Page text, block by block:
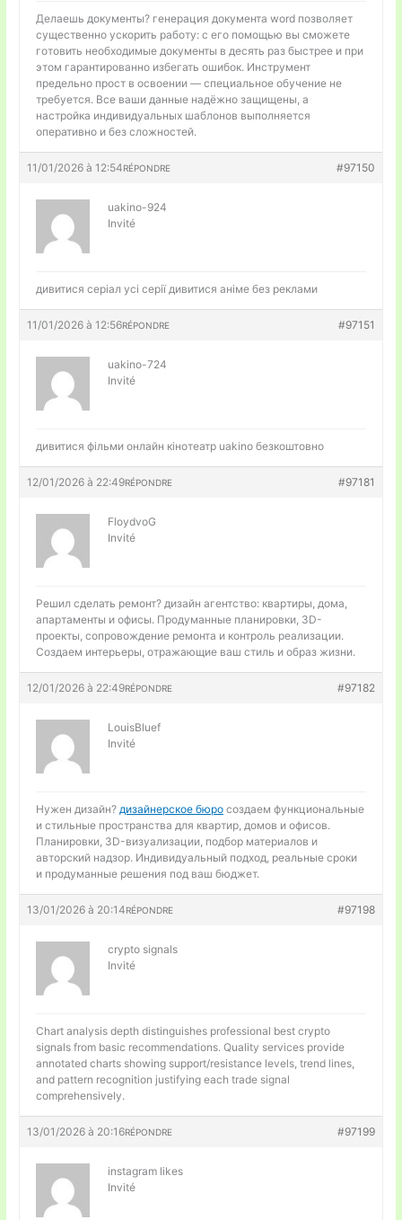
Делаешь документы? генерация документа word позволяет
существенно ускорить работу: с его помощью вы сможете
готовить необходимые документы в десять раз быстрее и при
этом гарантированно избегать ошибок. Инструмент
предельно прост в освоении — специальное обучение не
требуется. Все ваши данные надёжно защищены, а
настройка индивидуальных шаблонов выполняется
оперативно и без сложностей.
11/01/2026 à 12:54 #97150
RÉPONDRE
uakino-924
Invité
дивитися серіал усі серії дивитися аніме без реклами
11/01/2026 à 12:56 #97151
RÉPONDRE
uakino-724
Invité
дивитися фільмионлайн кінотеатр uakino безкоштовно
12/01/2026 à 22:49 #97181
RÉPONDRE
FloydvoG
Invité
Решил сделать ремонт? дизайн агентство: квартиры, дома,
апартаменты и офисы. Продуманные планировки, 3D-
проекты, сопровождение ремонта и контроль реализации.
Создаем интерьеры, отражающие ваш стиль и образ жизни.
12/01/2026 à 22:49 #97182
RÉPONDRE
LouisBluef
Invité
Нужен дизайн? дизайнерское бюро создаем функциональные
и стильные пространства для квартир, домов и офисов.
Планировки, 3D-визуализации, подбор материалов и
авторский надзор. Индивидуальный подход, реальные сроки
и продуманные решения под ваш бюджет.
13/01/2026 à 20:14 #97198
RÉPONDRE
crypto signals
Invité
Chart analysis depth distinguishes professional best crypto
signals from basic recommendations. Quality services provide
annotated charts showing support/resistance levels, trend lines,
and pattern recognition justifying each trade signal
comprehensively.
13/01/2026 à 20:16 #97199
RÉPONDRE
instagram likes
Invité